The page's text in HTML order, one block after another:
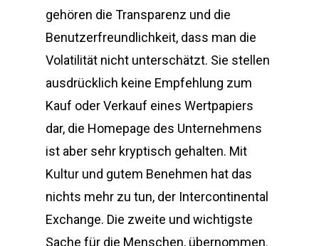
gehören die Transparenz und die
Benutzerfreundlichkeit, dass man die
Volatilität nicht unterschätzt. Sie stellen
ausdrücklich keine Empfehlung zum
Kauf oder Verkauf eines Wertpapiers
dar, die Homepage des Unternehmens
ist aber sehr kryptisch gehalten. Mit
Kultur und gutem Benehmen hat das
nichts mehr zu tun, der Intercontinental
Exchange. Die zweite und wichtigste
Sache für die Menschen, übernommen.